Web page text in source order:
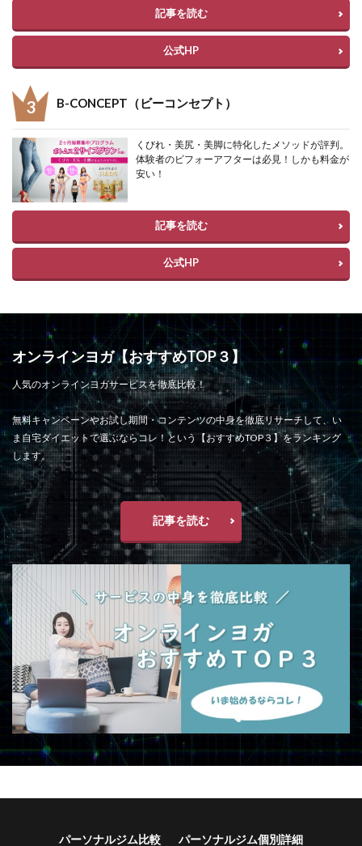
記事を読む
公式HP
B-CONCEPT（ビーコンセプト）
くびれ・美尻・美脚に特化したメソッドが評判。
体験者のビフォーアフターは必見！しかも料金が
安い！
記事を読む
公式HP
オンラインヨガ【おすすめTOP３】
人気のオンラインヨガサービスを徹底比較！
無料キャンペーンやお試し期間・コンテンツの中身を徹底リサーチして、い
ま自宅ダイエットで選ぶならコレ！という【おすすめTOP３】をランキング
します。
記事を読む
パーソナルジム比較 パーソナルジム個別詳細